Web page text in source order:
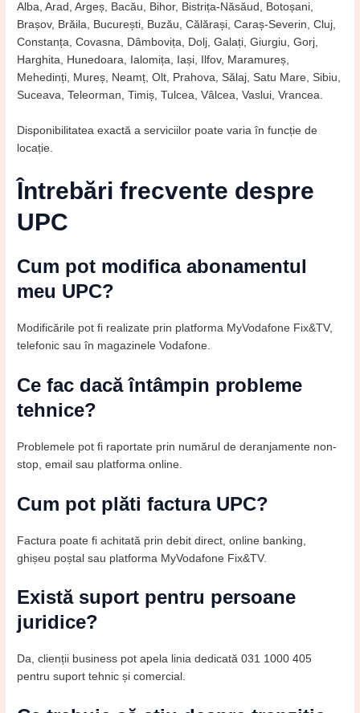
Alba, Arad, Argeș, Bacău, Bihor, Bistrița-Năsăud, Botoșani,
Brașov, Brăila, București, Buzău, Călărași, Caraș-Severin, Cluj,
Constanța, Covasna, Dâmbovița, Dolj, Galați, Giurgiu, Gorj,
Harghita, Hunedoara, Ialomița, Iași, Ilfov, Maramureș,
Mehedinți, Mureș, Neamț, Olt, Prahova, Sălaj, Satu Mare, Sibiu,
Suceava, Teleorman, Timiș, Tulcea, Vâlcea, Vaslui, Vrancea.
Disponibilitatea exactă a serviciilor poate varia în funcție de
locație.
Întrebări frecvente despre
UPC
Cum pot modifica abonamentul
meu UPC?
Modificările pot fi realizate prin platforma MyVodafone Fix&TV,
telefonic sau în magazinele Vodafone.
Ce fac dacă întâmpin probleme
tehnice?
Problemele pot fi raportate prin numărul de deranjamente non-
stop, email sau platforma online.
Cum pot plăti factura UPC?
Factura poate fi achitată prin debit direct, online banking,
ghișeu poștal sau platforma MyVodafone Fix&TV.
Există suport pentru persoane
juridice?
Da, clienții business pot apela linia dedicată 031 1000 405
pentru suport tehnic și comercial.